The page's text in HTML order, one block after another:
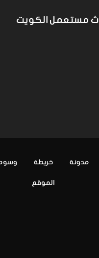
مستعمل الكويت
مدونة خريطة
الموقع